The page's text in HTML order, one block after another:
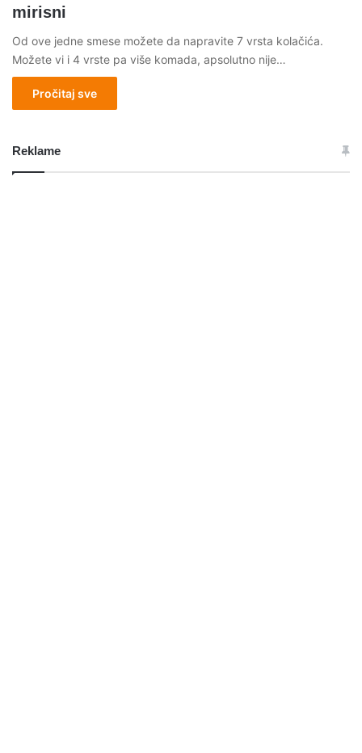
mirisni
Od ove jedne smese možete da napravite 7 vrsta kolačića.
Možete vi i 4 vrste pa više komada, apsolutno nije…
Pročitaj sve
Reklame